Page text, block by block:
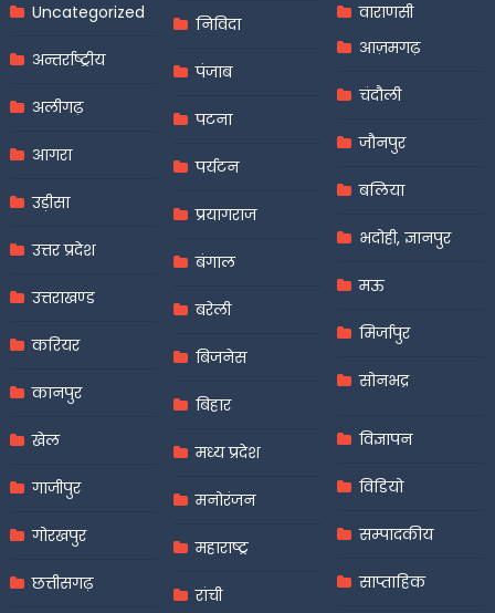
Uncategorized
अन्तर्राष्ट्रीय
अलीगढ़
आगरा
उड़ीसा
उत्तर प्रदेश
उत्तराखण्ड
करियर
कानपुर
खेल
गाजीपुर
गोरखपुर
छत्तीसगढ़
निविदा
पंजाब
पटना
पर्यटन
प्रयागराज
बंगाल
बरेली
बिजनेस
बिहार
मध्य प्रदेश
मनोरंजन
महाराष्ट्र
रांची
वाराणसी
आज़मगढ़
चंदौली
जौनपुर
बलिया
भदोही, ज्ञानपुर
मऊ
मिर्जापुर
सोनभद्र
विज्ञापन
विडियो
सम्पादकीय
साप्ताहिक